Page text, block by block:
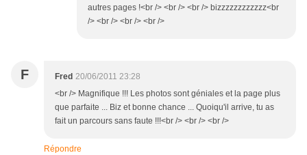
autres pages !<br /> <br /> <br /> bizzzzzzzzzzzz<br
/> <br /> <br /> <br />
F Fred 20/06/2011 23:28
<br /> Magnifique !!! Les photos sont géniales et la page plus
que parfaite ... Biz et bonne chance ... Quoiqu'il arrive, tu as
fait un parcours sans faute !!!<br /> <br /> <br />
Répondre